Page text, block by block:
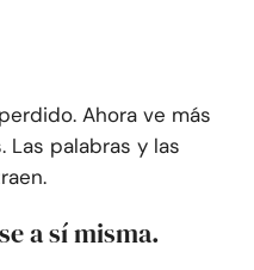
Ahora ve más
Las palabras y las
a sí misma.